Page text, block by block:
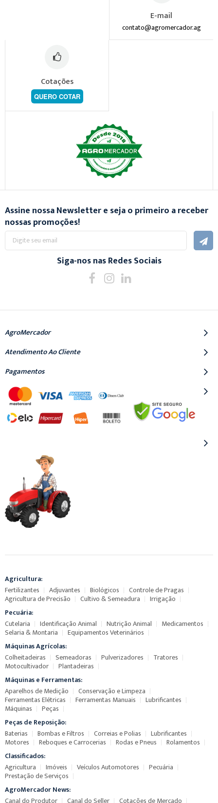
E-mail
contato@agromercador.ag
Cotações
QUERO COTAR
Assine nossa Newsletter e seja o primeiro a receber
nossas promoções!
Inscreva-
na
Siga-nos nas Redes Sociais
AgroMercador
Atendimento Ao Cliente
Pagamentos
Agricultura:
Fertilizantes
Adjuvantes Biológicos Controle de Pragas
Agricultura de Precisão Cultivo & Semeadura
Irrigação
Pecuária:
Cutelaria
Identificação Animal Nutrição Animal Medicamentos
Selaria & Montaria
Equipamentos Veterinários
Máquinas Agrícolas:
Colheitadeiras
Semeadoras Pulverizadores Tratores
Motocultivador
Plantadeiras
Máquinas e Ferramentas:
Aparelhos de Medição
Conservação e Limpeza
Ferramentas Elétricas Ferramentas Manuais Lubrificantes
Máquinas
Peças
Peças de Reposição:
Baterias
Bombas e Filtros Correias e Polias Lubrificantes
Motores Reboques e Carrocerias Rodas e Pneus
Rolamentos
Classificados:
Agricultura
Imóveis Veículos Automotores Pecuária
Prestação de Serviços
AgroMercador News: